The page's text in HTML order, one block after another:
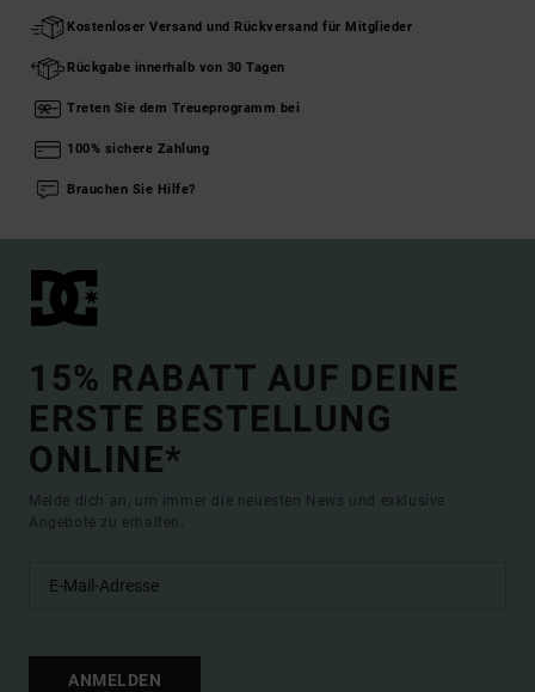
Kostenloser Versand und Rückversand für Mitglieder
Rückgabe innerhalb von 30 Tagen
Treten Sie dem Treueprogramm bei
100% sichere Zahlung
Brauchen Sie Hilfe?
15% RABATT AUF DEINE
ERSTE BESTELLUNG
ONLINE*
Melde dich an, um immer die neuesten News und exklusive
Angebote zu erhalten.
ANMELDEN